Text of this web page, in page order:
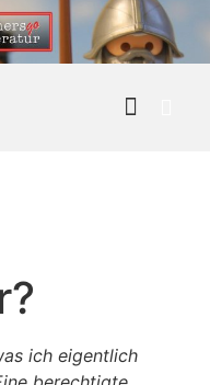
ich eigentlich